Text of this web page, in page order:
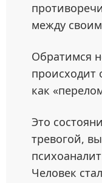
между
Обратимся
происходит
как
Это
тревогой,
Человек